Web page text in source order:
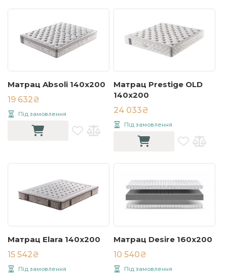
Матрац Absoli 140x200
19 632₴
Під замовлення
Матрац Prestige OLD
140х200
24 033₴
Під замовлення
Матрац Elara 140х200
15 542₴
Під замовлення
Матрац Desire 160x200
10 540₴
Під замовлення